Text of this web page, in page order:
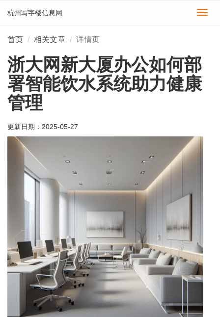
切
杭州写字楼信息网
首页 相关文章 详情页
浙大网新大厦办公如何部
署智能饮水系统助力健康
管理
更新日期： 2025-05-27